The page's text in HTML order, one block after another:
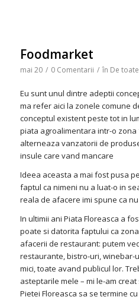
Foodmarket
mai 20 / 0 Comentarii / în De toate
Eu sunt unul dintre adeptii
ma refer aici la zonele comune
conceptul existent peste tot in
piata agroalimentara intr-o
alterneaza vanzatorii de
insule care vand mancare
Ideea aceasta a mai fost pusa
faptul ca nimeni nu a luat-o in
reala de afacere imi spune ca
In ultimii ani Piata Floreasca a
poate si datorita faptului ca
afacerii de restaurant: putem
restaurante, bistro-uri, winebar-
mici, toate avand publicul lor.
asteptarile mele – mi le-am
Pietei Floreasca sa se termine